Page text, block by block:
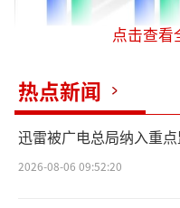
利润方面，仅
正增长，归母净利
三九和同仁堂归母
8.15亿元和16.12
点击查看
热点新闻
迅雷被广电总局纳入重
2026-08-06 09:52:20